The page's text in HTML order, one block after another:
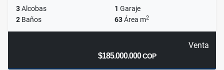
3Alcobas 1 Garaje
2 Baños 63Área m2
Venta
$185.000.000COP